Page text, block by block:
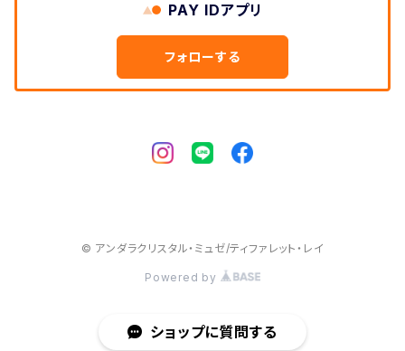
PAY IDアプリ
フォローする
© アンダラクリスタル・ミュゼ/ティファレット・レイ
Powered by
ショップに質問する